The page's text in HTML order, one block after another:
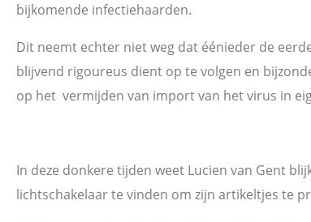
bijkomende infectiehaarden.
Dit neemt echter niet weg dat éénieder de
blijvend rigoureus dient op te volgen en
op het vermijden van import van het virus in
In deze donkere tijden weet Lucien van Gent
lichtschakelaar te vinden om zijn artikeltjes te